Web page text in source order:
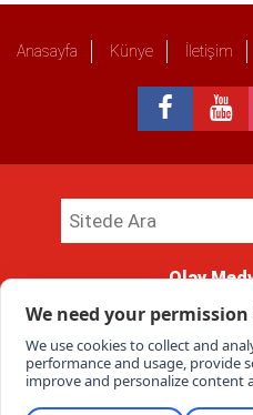
Anasayfa Künye İletişim
Olay
kullanımı hukuki